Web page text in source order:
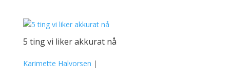
5 ting vi liker akkurat nå
Karimette Halvorsen |